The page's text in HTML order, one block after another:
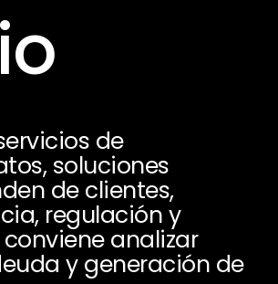
de
soluciones
de clientes,
regulación y
analizar
y generación de